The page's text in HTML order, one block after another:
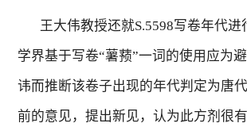
王大伟教授还就S.5598写卷年代进
学界基于写卷“薯蓣”一词的使用应为
讳而推断该卷子出现的年代判定为唐
前的意见，提出新见，认为此方剂很